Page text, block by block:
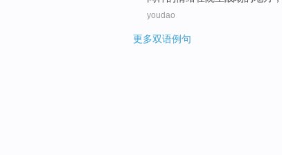
youdao
更多双语例句